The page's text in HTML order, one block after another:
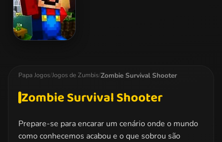
Papa Jogos/Jogos de Zumbis/Zombie Survival Shooter
Zombie Survival Shooter
Prepare-se para encarar um cenário onde o mundo
como conhecemos acabou e o que sobrou são